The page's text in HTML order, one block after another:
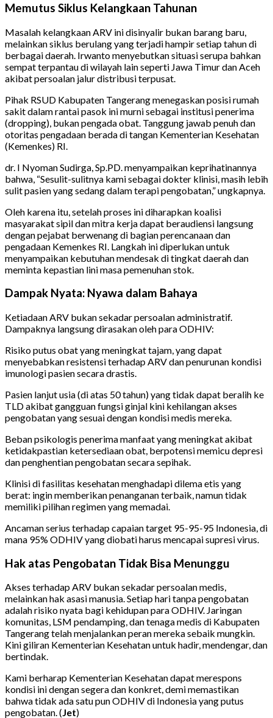
Memutus Siklus Kelangkaan Tahunan
Masalah kelangkaan ARV ini disinyalir bukan barang baru,
melainkan siklus berulang yang terjadi hampir setiap tahun di
berbagai daerah. Irwanto menyebutkan situasi serupa bahkan
sempat terpantau di wilayah lain seperti Jawa Timur dan Aceh
akibat persoalan jalur distribusi terpusat.
Pihak RSUD Kabupaten Tangerang menegaskan posisi rumah
sakit dalam rantai pasok ini murni sebagai institusi penerima
(dropping), bukan pengada obat. Tanggung jawab penuh dan
otoritas pengadaan berada di tangan Kementerian Kesehatan
(Kemenkes) RI.
dr. I Nyoman Sudirga, Sp.PD. menyampaikan keprihatinannya
bahwa, “Sesulit-sulitnya kami sebagai dokter klinisi, masih lebih
sulit pasien yang sedang dalam terapi pengobatan,” ungkapnya.
Oleh karena itu, setelah proses ini diharapkan koalisi
masyarakat sipil dan mitra kerja dapat beraudiensi langsung
dengan pejabat berwenang di bagian perencanaan dan
pengadaan Kemenkes RI. Langkah ini diperlukan untuk
menyampaikan kebutuhan mendesak di tingkat daerah dan
meminta kepastian lini masa pemenuhan stok.
Dampak Nyata: Nyawa dalam Bahaya
Ketiadaan ARV bukan sekadar persoalan administratif.
Dampaknya langsung dirasakan oleh para ODHIV:
Risiko putus obat yang meningkat tajam, yang dapat
menyebabkan resistensi terhadap ARV dan penurunan kondisi
imunologi pasien secara drastis.
Pasien lanjut usia (di atas 50 tahun) yang tidak dapat beralih ke
TLD akibat gangguan fungsi ginjal kini kehilangan akses
pengobatan yang sesuai dengan kondisi medis mereka.
Beban psikologis penerima manfaat yang meningkat akibat
ketidakpastian ketersediaan obat, berpotensi memicu depresi
dan penghentian pengobatan secara sepihak.
Klinisi di fasilitas kesehatan menghadapi dilema etis yang
berat: ingin memberikan penanganan terbaik, namun tidak
memiliki pilihan regimen yang memadai.
Ancaman serius terhadap capaian target 95-95-95 Indonesia, di
mana 95% ODHIV yang diobati harus mencapai supresi virus.
Hak atas Pengobatan Tidak Bisa Menunggu
Akses terhadap ARV bukan sekadar persoalan medis,
melainkan hak asasi manusia. Setiap hari tanpa pengobatan
adalah risiko nyata bagi kehidupan para ODHIV. Jaringan
komunitas, LSM pendamping, dan tenaga medis di Kabupaten
Tangerang telah menjalankan peran mereka sebaik mungkin.
Kini giliran Kementerian Kesehatan untuk hadir, mendengar, dan
bertindak.
Kami berharap Kementerian Kesehatan dapat merespons
kondisi ini dengan segera dan konkret, demi memastikan
bahwa tidak ada satu pun ODHIV di Indonesia yang putus
pengobatan. (Jet)